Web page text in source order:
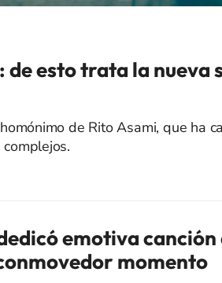
de esto trata la nueva
de Rito Asami, que ha
emotiva
momento